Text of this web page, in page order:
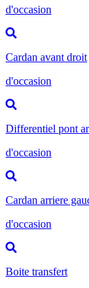
d'occasion
Cardan avant droit
d'occasion
Differentiel pont
d'occasion
Cardan arriere
d'occasion
Boite transfert